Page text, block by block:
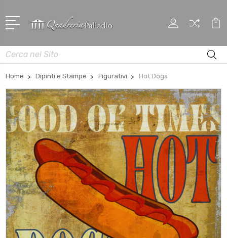
Cerca
Home Dipinti e Stampe Figurativi Hot Dogs